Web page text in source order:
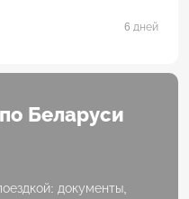
6 дней
Беларуси
документы,